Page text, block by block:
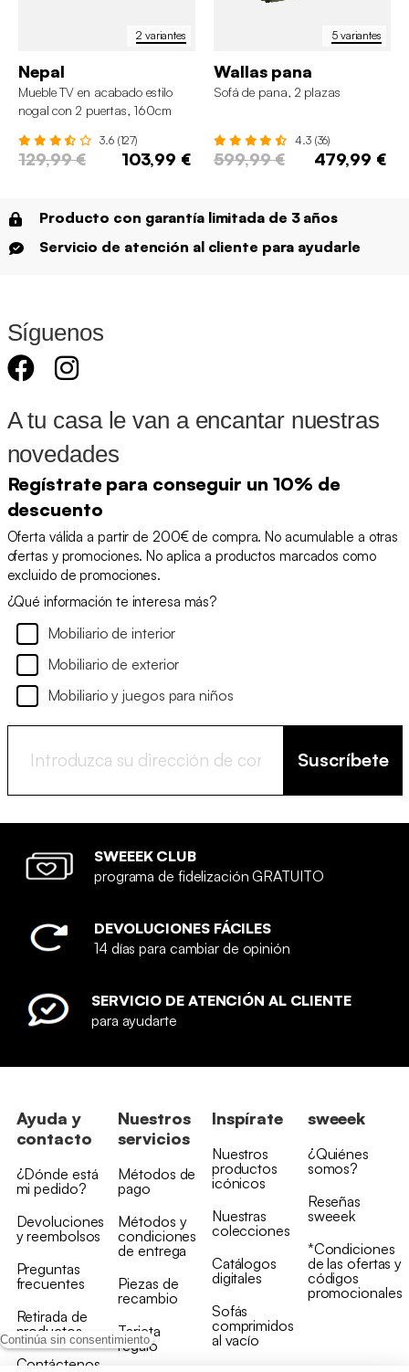
Continúa sin consentimiento
2 variantes
Nepal
Mueble TV en acabado estilo
nogal con 2 puertas, 160cm
3.6 (127)
129,99 € 103,99 €
5 variantes
Wallas pana
Sofá de pana, 2 plazas
4.3 (36)
599,99 € 479,99 €
Producto con garantía limitada de 3 años
Servicio de atención al cliente para ayudarle
Síguenos
A tu casa le van a encantar nuestras
novedades
Regístrate para conseguir un 10% de
descuento
Oferta válida a partir de 200€ de compra. No acumulable a otras
ofertas y promociones. No aplica a productos marcados como
excluido de promociones.
¿Qué información te interesa más?
Mobiliario de interior
Mobiliario de exterior
Mobiliario y juegos para niños
Suscríbete
SWEEEK CLUB
programa de fidelización GRATUITO
DEVOLUCIONES FÁCILES
14 días para cambiar de opinión
SERVICIO DE ATENCIÓN AL CLIENTE
para ayudarte
Ayuda y
contacto
¿Dónde está
mi pedido?
Devoluciones
y reembolsos
Preguntas
frecuentes
Retirada de
productos
Contáctenos
Nuestros
servicios
Métodos de
pago
Métodos y
condiciones
de entrega
Piezas de
recambio
Tarjeta
regalo
Inspírate
Nuestros
productos
icónicos
Nuestras
colecciones
Catálogos
digitales
Sofás
comprimidos
al vacío
sweeek
¿Quiénes
somos?
Reseñas
sweeek
*Condiciones
de las ofertas y
códigos
promocionales